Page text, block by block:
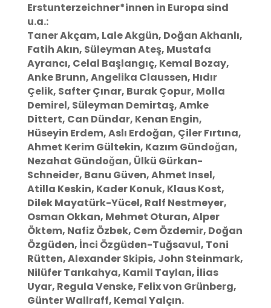
Erstunterzeichner*innen in Europa sind
u.a.:
Taner Akçam, Lale Akgün, Doğan Akhanlı,
Fatih Akın, Süleyman Ateş, Mustafa
Ayrancı, Celal Başlangıç, Kemal Bozay,
Anke Brunn, Angelika Claussen, Hıdır
Çelik, Safter Çınar, Burak Çopur, Molla
Demirel, Süleyman Demirtaş, Amke
Dittert, Can Dündar, Kenan Engin,
Hüseyin Erdem, Aslı Erdoğan, Çiler Fırtına,
Ahmet Kerim Gültekin, Kazım Gündoǧan,
Nezahat Gündoǧan, Ülkü Gürkan-
Schneider, Banu Güven, Ahmet Insel,
Atilla Keskin, Kader Konuk, Klaus Kost,
Dilek Mayatürk-Yücel, Ralf Nestmeyer,
Osman Okkan, Mehmet Oturan, Alper
Öktem, Nafiz Özbek, Cem Özdemir, Doğan
Özgüden, İnci Özgüden-Tuğsavul, Toni
Rütten, Alexander Skipis, John Steinmark,
Nilüfer Tarıkahya, Kamil Taylan, İlias
Uyar, Regula Venske, Felix von Grünberg,
Günter Wallraff, Kemal Yalçın.